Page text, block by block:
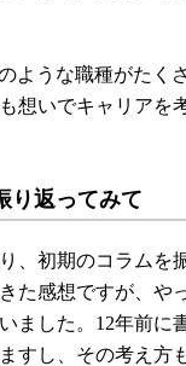
ような職種がたく
想いでキャリアを
り返ってみて
、初期のコラムを
た感想ですが、や
ました。12年前に
すし、その考え方